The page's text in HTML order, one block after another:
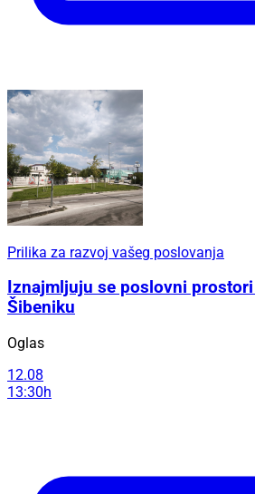
Prilika za razvoj vašeg poslovanja
Iznajmljuju se poslovni
Šibeniku
Oglas
12.08
13:30h